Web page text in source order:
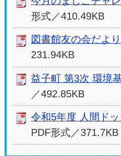
形式／410.49KB
図書館友の会だより
231.94KB
益子町 第3次 環境
／492.85KB
令和5年度 人間ド
PDF形式／371.7KB